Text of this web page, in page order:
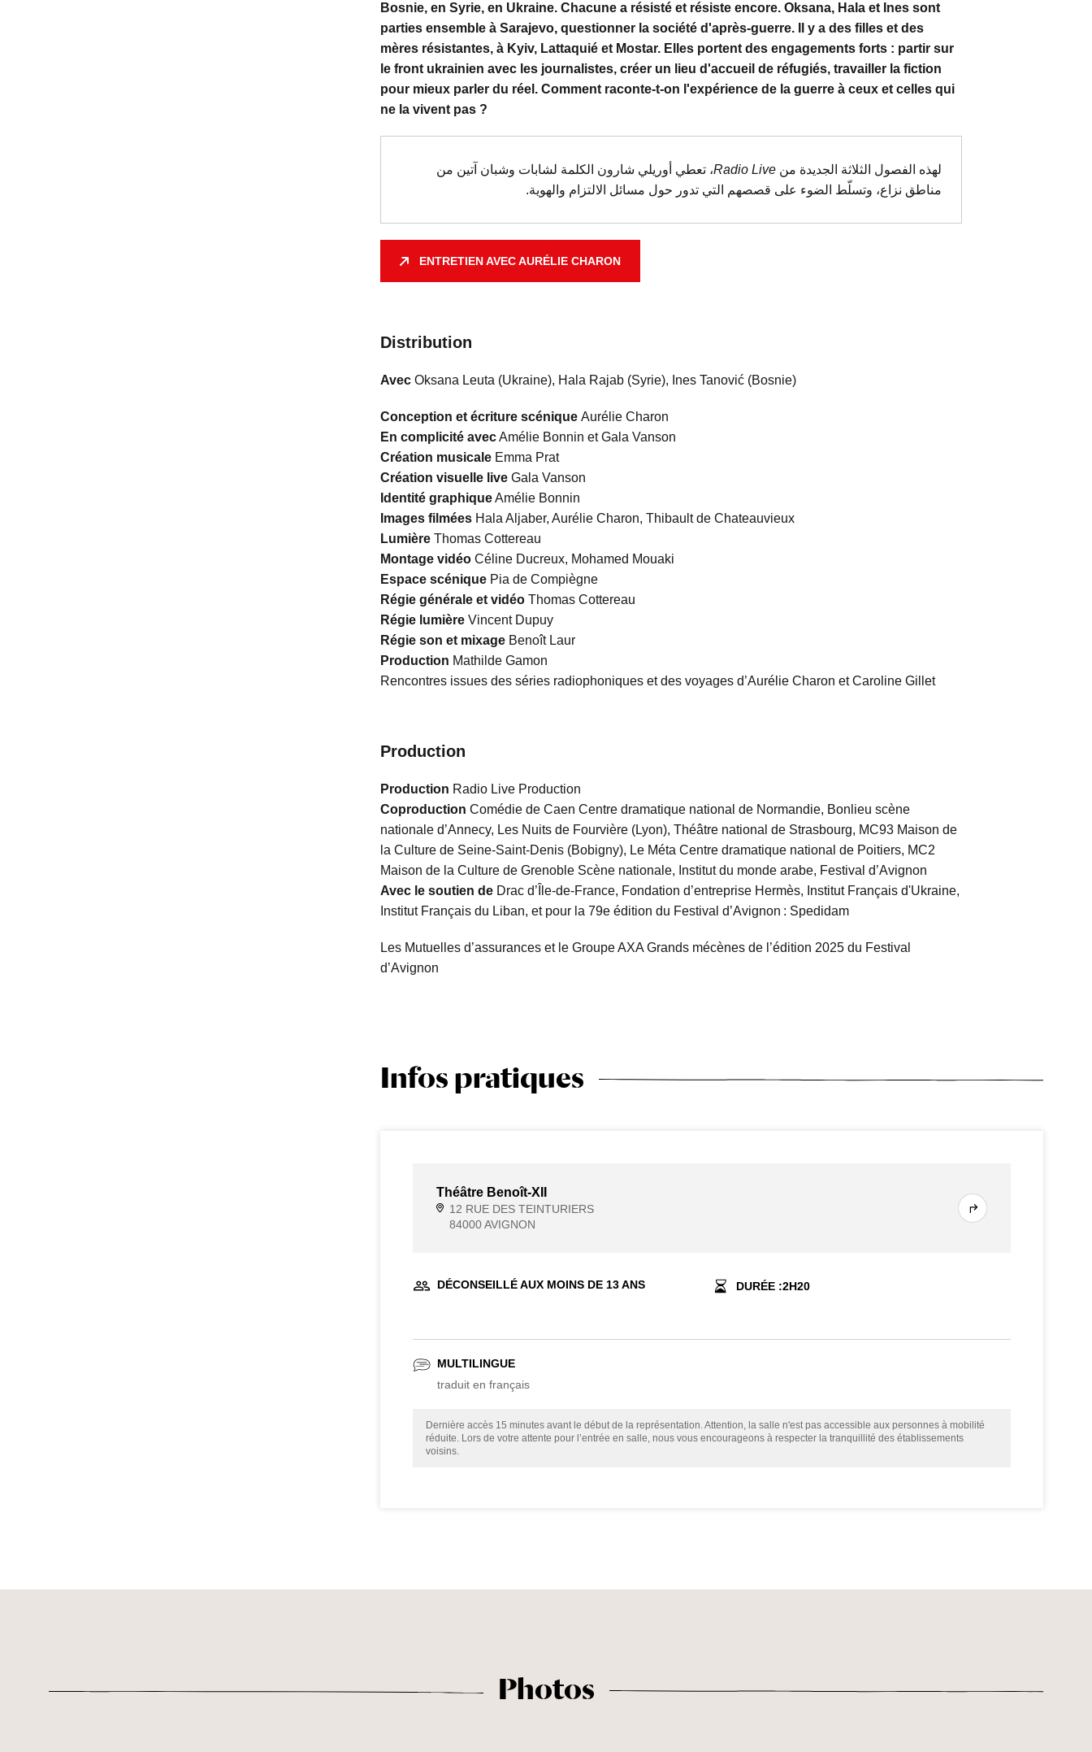
Bosnie, en Syrie, en Ukraine. Chacune a résisté et résiste encore. Oksana, Hala et Ines sont
parties ensemble à Sarajevo, questionner la société d'après-guerre. Il y a des filles et des
mères résistantes, à Kyiv, Lattaquié et Mostar. Elles portent des engagements forts : partir sur
le front ukrainien avec les journalistes, créer un lieu d'accueil de réfugiés, travailler la fiction
pour mieux parler du réel. Comment raconte-t-on l'expérience de la guerre à ceux et celles qui
ne la vivent pas ?
لهذه الفصول الثلاثة الجديدة من Radio Live، تعطي أوريلي شارون الكلمة لشابات وشبان آتين من
مناطق نزاع، وتسلّط الضوء على قصصهم التي تدور حول مسائل الالتزام والهوية.
ENTRETIEN AVEC AURÉLIE CHARON
Distribution
Avec Oksana Leuta (Ukraine), Hala Rajab (Syrie), Ines Tanović (Bosnie)
Conception et écriture scénique Aurélie Charon
En complicité avecAmélie Bonnin et Gala Vanson
Création musicaleEmma Prat
Création visuelle liveGala Vanson
Identité graphiqueAmélie Bonnin
Images filméesHala Aljaber, Aurélie Charon, Thibault de Chateauvieux
Lumière Thomas Cottereau
Montage vidéoCéline Ducreux, Mohamed Mouaki
Espace scéniquePia de Compiègne
Régie générale et vidéo Thomas Cottereau
Régie lumière Vincent Dupuy
Régie son et mixage Benoît Laur
Production Mathilde Gamon
Rencontres issues des séries radiophoniques et des voyages d’Aurélie Charon et Caroline Gillet
Production
Production Radio Live Production
Coproduction Comédie de Caen Centre dramatique national de Normandie, Bonlieu scène
nationale d’Annecy, Les Nuits de Fourvière (Lyon), Théâtre national de Strasbourg, MC93 Maison de
la Culture de Seine-Saint-Denis (Bobigny), Le Méta Centre dramatique national de Poitiers, MC2
Maison de la Culture de Grenoble Scène nationale, Institut du monde arabe, Festival d’Avignon
Avec le soutien deDrac d’Île-de-France, Fondation d’entreprise Hermès, Institut Français d'Ukraine,
Institut Français du Liban, et pour la 79e édition du Festival d’Avignon : Spedidam
Les Mutuelles d’assurances et le Groupe AXA Grands mécènes de l’édition 2025 du Festival
d’Avignon
Infos pratiques
Théâtre Benoît-XII
12 RUE DES TEINTURIERS
84000 AVIGNON
DÉCONSEILLÉ AUX MOINS DE 13 ANS DURÉE :2H20
MULTILINGUE
traduit en français
Dernière accès 15 minutes avant le début de la représentation. Attention, la salle n'est pas accessible aux personnes à mobilité
réduite. Lors de votre attente pour l’entrée en salle, nous vous encourageons à respecter la tranquillité des établissements
voisins.
Photos